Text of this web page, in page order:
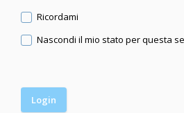
Ricordami
Nascondi il mio stato per questa